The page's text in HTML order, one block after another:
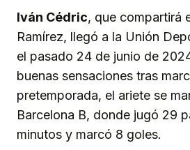
Iván Cédric, que compartirá
Ramírez, llegó a la Unión
el pasado 24 de junio de
buenas sensaciones tras
pretemporada, el ariete se
Barcelona B, donde jugó 29
minutos y marcó 8 goles.